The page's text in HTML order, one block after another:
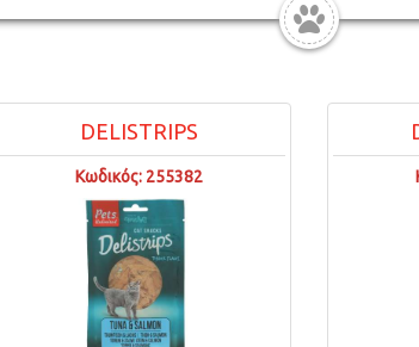
DELISTRIPS
Κωδικός: 255382